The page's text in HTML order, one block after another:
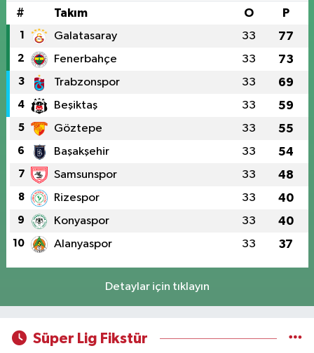
# Takım O P
1 Galatasaray 33 77
2 Fenerbahçe 33 73
3 Trabzonspor 33 69
4 Beşiktaş 33 59
5 Göztepe 33 55
6 Başakşehir 33 54
7 Samsunspor 33 48
8 Rizespor 33 40
9 Konyaspor 33 40
10 Alanyaspor 33 37
Detaylar için tıklayın
Süper Lig Fikstür